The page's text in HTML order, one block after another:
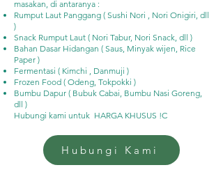
masakan, di antaranya :
Rumput Laut Panggang ( Sushi Nori , Nori Onigiri, dll
)
Snack Rumput Laut ( Nori Tabur, Nori Snack, dll )
Bahan Dasar Hidangan ( Saus, Minyak wijen, Rice
Paper )
Fermentasi ( Kimchi , Danmuji )
Frozen Food ( Odeng, Tokpokki )
Bumbu Dapur ( Bubuk Cabai, Bumbu Nasi Goreng,
dll )
Hubungi kami untuk HARGA KHUSUS !C
Hubungi Kami